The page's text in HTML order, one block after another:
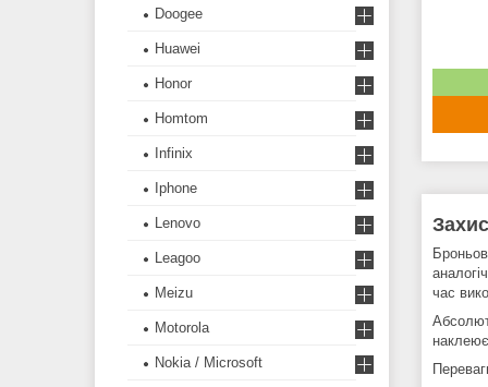
час
Doogee
Huawei
Honor
Homtom
Infinix
Iphone
Lenovo
Leagoo
Meizu
Motorola
Nokia / Microsoft